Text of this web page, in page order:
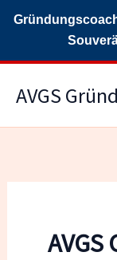
InhaltAVGS
AVGS